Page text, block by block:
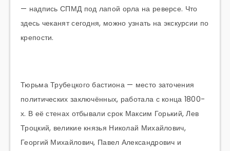
— надпись СПМД под лапой орла на реверсе. Что
здесь чеканят сегодня, можно узнать на экскурсии по
крепости.
Тюрьма Трубецкого бастиона — место заточения
политических заключённых, работала с конца 1800-
х. В её стенах отбывали срок Максим Горький, Лев
Троцкий, великие князья Николай Михайлович,
Георгий Михайлович, Павел Александрович и